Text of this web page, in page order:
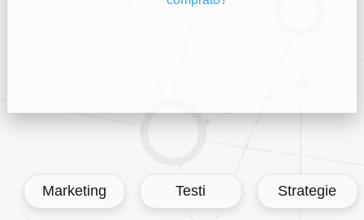
Marketing Testi Strategie